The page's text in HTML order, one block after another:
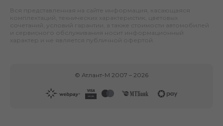
Вся представленная на сайте информация, касающаяся
комплектаций, технических характеристик, цветовых
сочетаний, условий гарантии, а также стоимости автомобилей
и сервисного обслуживания носит информационный
характер и не является публичной офертой.
© Атлант-М 2007 – 2026